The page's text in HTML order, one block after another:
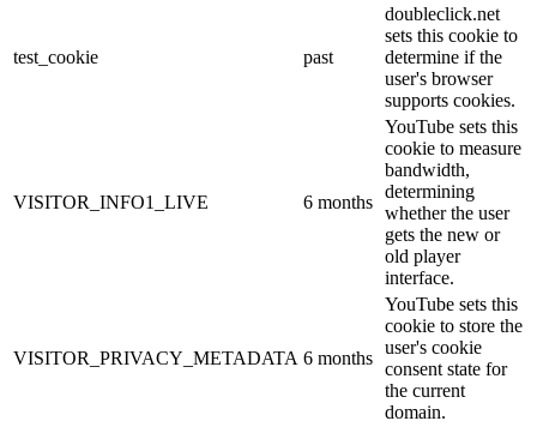
test_cookie past
doubleclick.net
sets this cookie to
determine if the
user's browser
supports cookies.
VISITOR_INFO1_LIVE 6 months
YouTube sets this
cookie to measure
bandwidth,
determining
whether the user
gets the new or
old player
interface.
VISITOR_PRIVACY_METADATA 6 months
YouTube sets this
cookie to store the
user's cookie
consent state for
the current
domain.